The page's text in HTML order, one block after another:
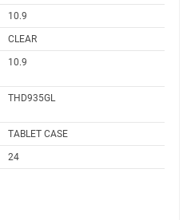
10.9
CLEAR
10.9
THD935GL
TABLET CASE
24